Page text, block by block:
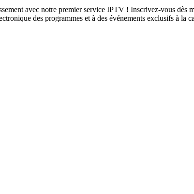
avec notre premier service IPTV ! Inscrivez-vous dès
des programmes et à des événements exclusifs à